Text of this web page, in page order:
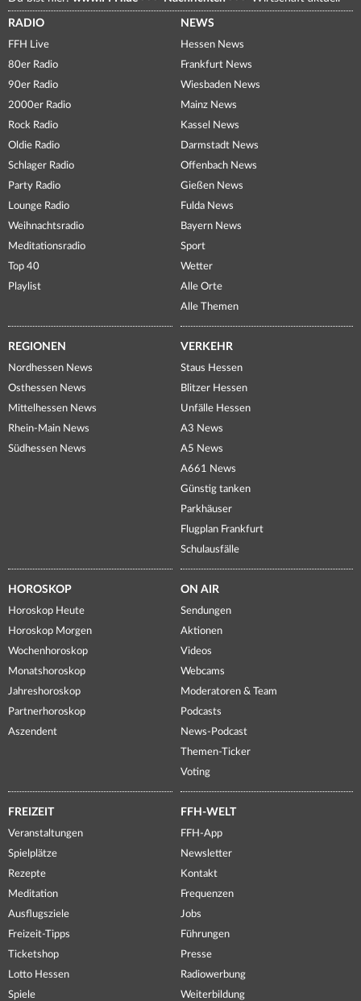
RADIO
FFH Live
80er Radio
90er Radio
2000er Radio
Rock Radio
Oldie Radio
Schlager Radio
Party Radio
Lounge Radio
Weihnachtsradio
Meditationsradio
Top 40
Playlist
NEWS
Hessen News
Frankfurt News
Wiesbaden News
Mainz News
Kassel News
Darmstadt News
Offenbach News
Gießen News
Fulda News
Bayern News
Sport
Wetter
Alle Orte
Alle Themen
REGIONEN
Nordhessen News
Osthessen News
Mittelhessen News
Rhein-Main News
Südhessen News
VERKEHR
Staus Hessen
Blitzer Hessen
Unfälle Hessen
A3 News
A5 News
A661 News
Günstig tanken
Parkhäuser
Flugplan Frankfurt
Schulausfälle
HOROSKOP
Horoskop Heute
Horoskop Morgen
Wochenhoroskop
Monatshoroskop
Jahreshoroskop
Partnerhoroskop
Aszendent
ON AIR
Sendungen
Aktionen
Videos
Webcams
Moderatoren & Team
Podcasts
News-Podcast
Themen-Ticker
Voting
FREIZEIT
Veranstaltungen
Spielplätze
Rezepte
Meditation
Ausflugsziele
Freizeit-Tipps
Ticketshop
Lotto Hessen
Spiele
FFH-WELT
FFH-App
Newsletter
Kontakt
Frequenzen
Jobs
Führungen
Presse
Radiowerbung
Weiterbildung